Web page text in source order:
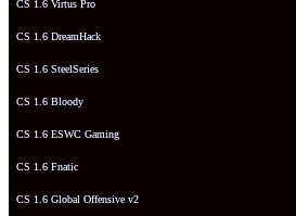
CS 1.6 Virtus Pro
CS 1.6 DreamHack
CS 1.6 SteelSeries
CS 1.6 Bloody
CS 1.6 ESWC Gaming
CS 1.6 Fnatic
CS 1.6 Global Offensive v2